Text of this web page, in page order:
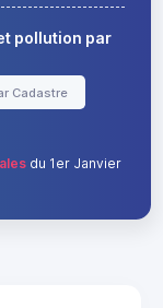
pollution par
Cadastre
du 1er Janvier